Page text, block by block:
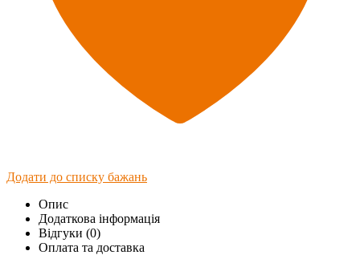
Додати до списку бажань
Опис
Додаткова інформація
Відгуки (0)
Оплата та доставка